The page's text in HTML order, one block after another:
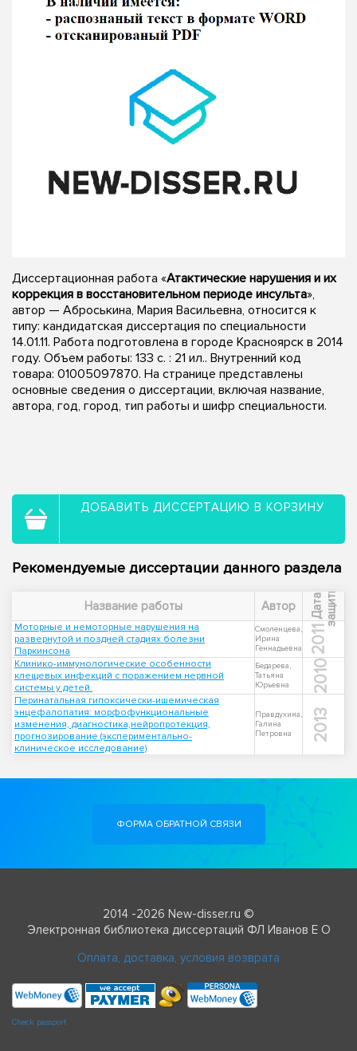
Диссертационная работа «Атактические нарушения и их
коррекция в восстановительном периоде инсульта»,
автор — Аброськина, Мария Васильевна, относится к
типу: кандидатская диссертация по специальности
14.01.11. Работа подготовлена в городе Красноярск в 2014
году. Объем работы: 133 с. : 21 ил.. Внутренний код
товара: 01005097870. На странице представлены
основные сведения о диссертации, включая название,
автора, год, город, тип работы и шифр специальности.
ДОБАВИТЬ ДИССЕРТАЦИЮ В КОРЗИНУ
Рекомендуемые диссертации данного раздела
Название работы Автор Д
а
т
а
з
а
щ
и
т ы
Моторные и немоторные нарушения на
развернутой и поздней стадиях болезни
Паркинсона
Смоленцева,
Ирина
Геннадьевна
2011
Клинико-иммунологические особенности
клещевых инфекций с поражением нервной
системы у детей.
Бедарева,
Татьяна
Юрьевна
2010
Перинатальная гипоксически-ишемическая
энцефалопатия: морфофункциональные
изменения, диагностика,нейропротекция,
прогнозирование (экспериментально-
клиническое исследование)
Правдухина,
Галина
Петровна
2013
ФОРМА ОБРАТНОЙ СВЯЗИ
2014 -2026 New-disser.ru ©
Электронная библиотека диссертаций ФЛ Иванов Е О
Оплата, доставка, условия возврата
Check passport